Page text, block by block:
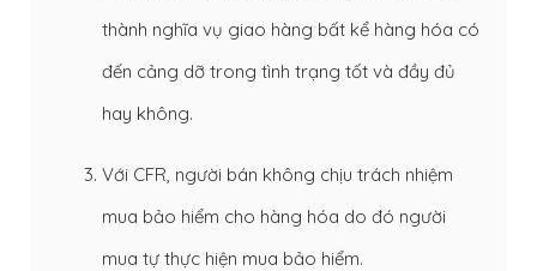
thành nghĩa vụ giao hàng bất kể hàng hóa có
đến cảng dỡ trong tình trạng tốt và đầy đủ
hay không.
Với CFR, người bán không chịu trách nhiệm
mua bảo hiểm cho hàng hóa do đó người
mua tự thực hiện mua bảo hiểm.